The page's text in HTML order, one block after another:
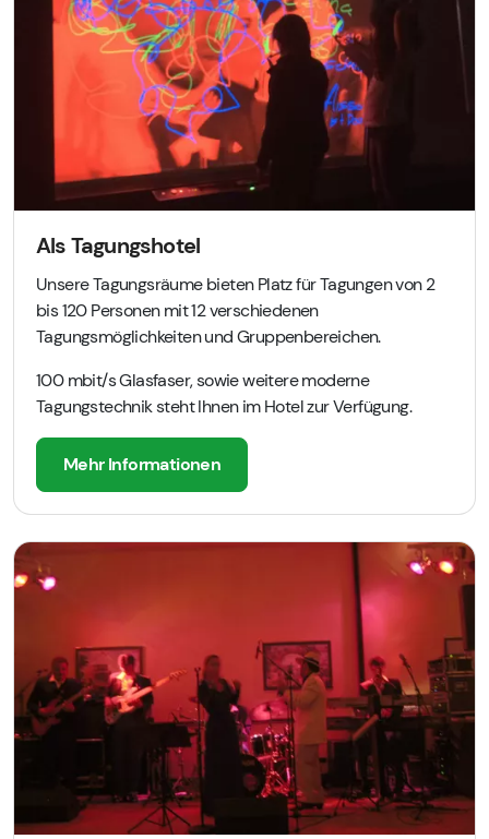
Als Tagungshotel
Unsere Tagungsräume bieten Platz für Tagungen von 2
bis 120 Personen mit 12 verschiedenen
Tagungsmöglichkeiten und Gruppenbereichen.
100 mbit/s Glasfaser, sowie weitere moderne
Tagungstechnik steht Ihnen im Hotel zur Verfügung.
Mehr Informationen